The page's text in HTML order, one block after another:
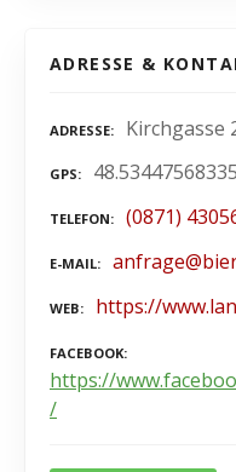
ADRESSE &
ADRESSE Kirchgasse
GPS
TELEFON (0871)
E-MAIL
WEB https://
FACEBOOK
https://
/